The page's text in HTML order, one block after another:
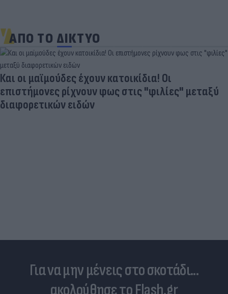
ΑΠΟ ΤΟ ΔΙΚΤΥΟ
Και οι μαϊμούδες έχουν κατοικίδια! Οι
επιστήμονες ρίχνουν φως στις "φιλίες" μεταξύ
διαφορετικών ειδών
Για να μην μένεις στο σκοτάδι...
ακολούθησε το Flash.gr